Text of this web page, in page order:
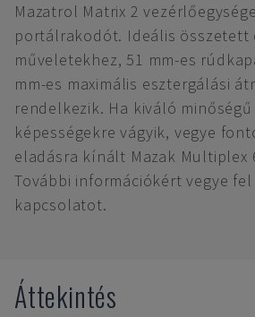
Mazatrol Matrix 2
portálrakodót. Ideális összetett
műveletekhez, 51 mm-es
mm-es maximális esztergálási
rendelkezik. Ha kiváló
képességekre vágyik, vegye
eladásra kínált Mazak Multiplex
További információkért vegye
kapcsolatot.
Áttekintés